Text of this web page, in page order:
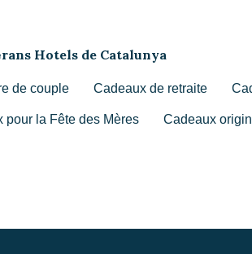
Hotels de Catalunya
de couple Cadeaux de retraite
pour la Fête des Mères Cadeaux